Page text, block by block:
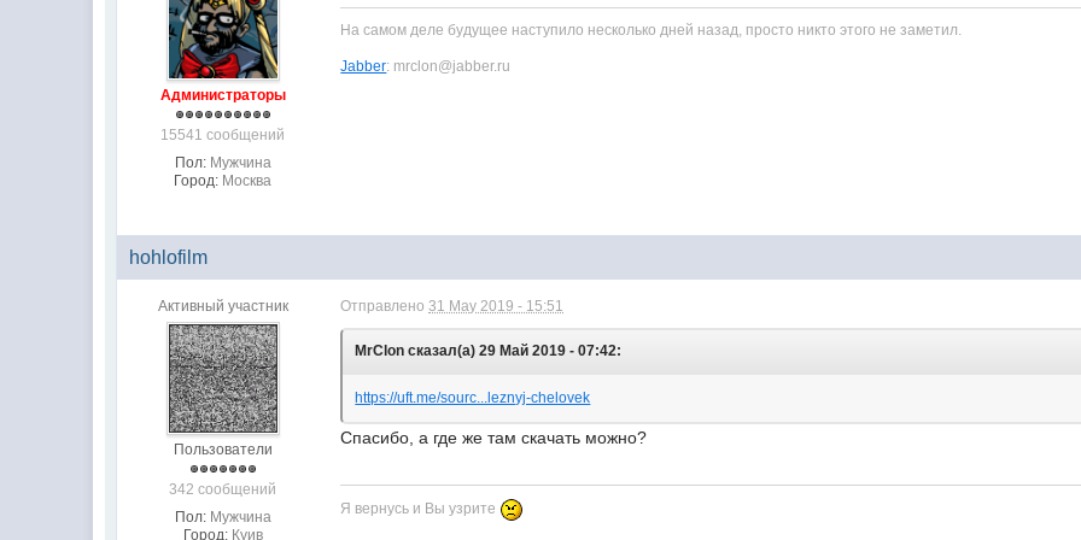
Администраторы
15541 сообщений
Пол: Мужчина
Город: Москва
На самом деле будущее наступило несколько дней назад, просто никто этого не заметил.
Jabber: mrclon@jabber.ru
hohlofilm
Активный участник
Пользователи
342 сообщений
Пол: Мужчина
Город: Куив
Отправлено31 May 2019 - 15:51
MrClon сказал(а) 29 Май 2019 - 07:42:
https://uft.me/sourc...leznyj-chelovek
Спасибо, а где же там скачать можно?
Я вернусь и Вы узрите